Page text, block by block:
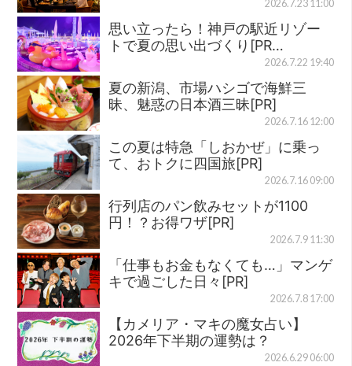
2026.7.23 11:00
思い立ったら！神戸の駅近リゾー
トで夏の思い出づくり[PR…
2026.7.22 19:40
夏の新潟、市場ハシゴで海鮮三
昧、魅惑の日本酒三昧[PR]
2026.7.16 12:00
この夏は特急「しおかぜ」に乗っ
て、おトクに四国旅[PR]
2026.7.16 09:00
行列店のパン飲みセットが1100
円！？お得ワザ[PR]
2026.7.9 11:30
「仕事もお金もなくても…」マンゲ
キで過ごした日々[PR]
2026.7.8 17:00
【カメリア・マキの魔女占い】
2026年下半期の運勢は？
2026.6.29 06:00